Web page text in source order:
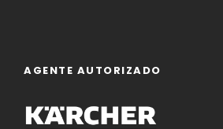
AGENTE AUTORIZADO